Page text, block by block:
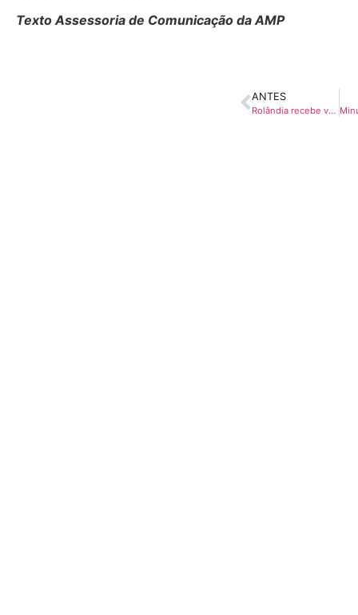
Texto Assessoria de Comunicação da AMP
ANTES
Rolândia recebe verba para comprar caminhão para reciclagem